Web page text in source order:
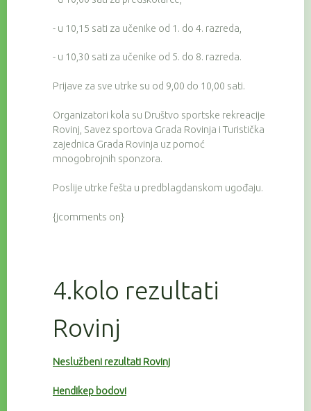
- u 10,15 sati za učenike od 1. do 4. razreda,
- u 10,30 sati za učenike od 5. do 8. razreda.
Prijave za sve utrke su od 9,00 do 10,00 sati.
Organizatori kola su Društvo sportske rekreacije
Rovinj, Savez sportova Grada Rovinja i Turistička
zajednica Grada Rovinja uz pomoć
mnogobrojnih sponzora.
Poslije utrke fešta u predblagdanskom ugođaju.
{jcomments on}
4.kolo rezultati
Rovinj
Neslužbeni rezultati Rovinj
Hendikep bodovi